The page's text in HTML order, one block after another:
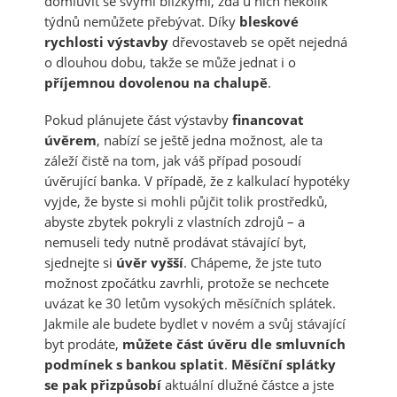
týdnů nemůžete přebývat. Díky bleskové
rychlosti výstavby dřevostaveb se opět nejedná
o dlouhou dobu, takže se může jednat i o
příjemnou dovolenou na chalupě.
Pokud plánujete část výstavby financovat
úvěrem, nabízí se ještě jedna možnost, ale ta
záleží čistě na tom, jak váš případ posoudí
úvěrující banka. V případě, že z kalkulací hypotéky
vyjde, že byste si mohli půjčit tolik prostředků,
abyste zbytek pokryli z vlastních zdrojů – a
nemuseli tedy nutně prodávat stávající byt,
sjednejte si úvěr vyšší. Chápeme, že jste tuto
možnost zpočátku zavrhli, protože se nechcete
uvázat ke 30 letům vysokých měsíčních splátek.
Jakmile ale budete bydlet v novém a svůj stávající
byt prodáte, můžete část úvěru dle smluvních
podmínek s bankou splatit. Měsíční splátky
se pak přizpůsobí aktuální dlužné částce a jste